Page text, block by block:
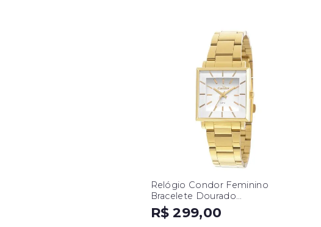
Relógio Condor Feminino
Bracelete Dourado
CO2035EXM/K4B
R$ 299,00